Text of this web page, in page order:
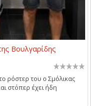
Βουλγαρίδης
ρόστερ του ο Σμόλικας
στόπερ έχει ήδη